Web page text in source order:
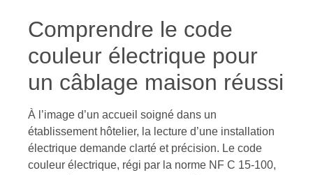
Comprendre le code
couleur électrique pour
un câblage maison réussi
À l’image d’un accueil soigné dans un
établissement hôtelier, la lecture d’une installation
électrique demande clarté et précision. Le code
couleur électrique, régi par la norme NF C 15-100,